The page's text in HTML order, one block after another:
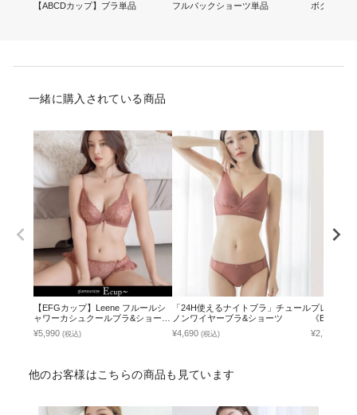
【ABCDカップ】ブラ単品 フルバックショーツ単品 ボクサーシ
一緒に購入されている商品
【EFGカップ】Leene フルールシ
ャワーカシュクールブラ&ショーツ
セット / 痛くない脇高谷間ブラ
¥5,990 (税込)
「24H使えるナイトブラ」チュール
ノンワイヤーブラ&ショーツ
¥4,690 (税込)
プレーン
《
¥2,790
他のお客様はこちらの商品も見ています